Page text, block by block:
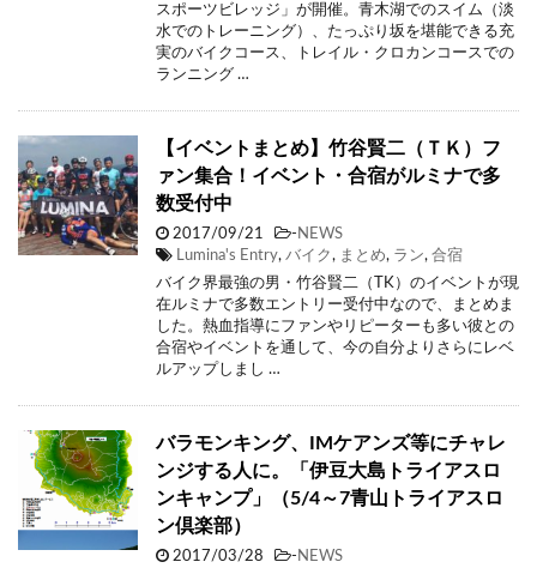
スポーツビレッジ」が開催。青木湖でのスイム（淡
水でのトレーニング）、たっぷり坂を堪能できる充
実のバイクコース、トレイル・クロカンコースでの
ランニング …
【イベントまとめ】竹谷賢二（ＴＫ）フ
ァン集合！イベント・合宿がルミナで多
数受付中
2017/09/21 - NEWS
Lumina's Entry, バイク, まとめ, ラン, 合宿
バイク界最強の男・竹谷賢二（TK）のイベントが現
在ルミナで多数エントリー受付中なので、まとめま
した。熱血指導にファンやリピーターも多い彼との
合宿やイベントを通して、今の自分よりさらにレベ
ルアップしまし …
バラモンキング、IMケアンズ等にチャレ
ンジする人に。「伊豆大島トライアスロ
ンキャンプ」（5/4～7青山トライアスロ
ン倶楽部）
2017/03/28 - NEWS